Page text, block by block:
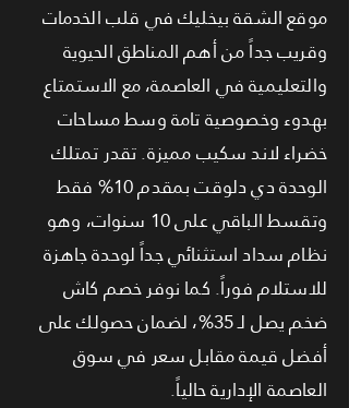
موقع الشقة بيخليك في قلب الخدمات
وقريب جداً من أهم المناطق الحيوية
والتعليمية في العاصمة، مع الاستمتاع
بهدوء وخصوصية تامة وسط مساحات
خضراء لاند سكيب مميزة. تقدر تمتلك
الوحدة دي دلوقت بمقدم 10% فقط
وتقسط الباقي على 10 سنوات، وهو
نظام سداد استثنائي جداً لوحدة جاهزة
للاستلام فوراً. كما نوفر خصم كاش
ضخم يصل لـ 35%، لضمان حصولك على
أفضل قيمة مقابل سعر في سوق
العاصمة الإدارية حالياً.